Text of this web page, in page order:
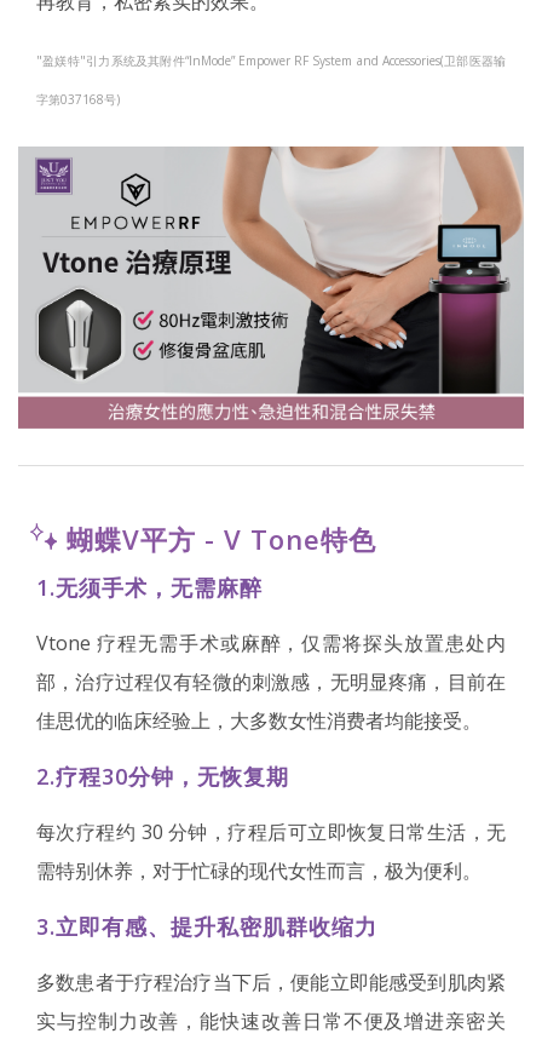
"盈媄特"引力系统及其附件“InMode” Empower RF System and Accessories(卫部医器输
字第037168号)
蝴蝶V平方 - V Tone特色
1.无须手术，无需麻醉
Vtone 疗程无需手术或麻醉，仅需将探头放置患处内
部，治疗过程仅有轻微的刺激感，无明显疼痛，目前在
佳思优的临床经验上，大多数女性消费者均能接受。
2.疗程30分钟，无恢复期
每次疗程约 30 分钟，疗程后可立即恢复日常生活，无
需特别休养，对于忙碌的现代女性而言，极为便利。
3.立即有感、提升私密肌群收缩力
多数患者于疗程治疗当下后，便能立即能感受到肌肉紧
实与控制力改善，能快速改善日常不便及增进亲密关